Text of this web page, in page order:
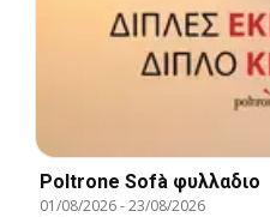
Poltrone Sofà φυλλαδιο
01/08/2026-23/08/2026